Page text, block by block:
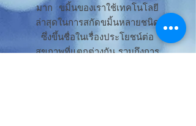
มาก ขมิ้นของเราใช้เทคโนโลยี
ล่าสุดในการสกัดขมิ้นหลายชนิด
ซึ่งขึ้นชื่อในเรื่องประโยชน์ต่อ
สุขภาพที่แตกต่างกัน รวมถึงการ